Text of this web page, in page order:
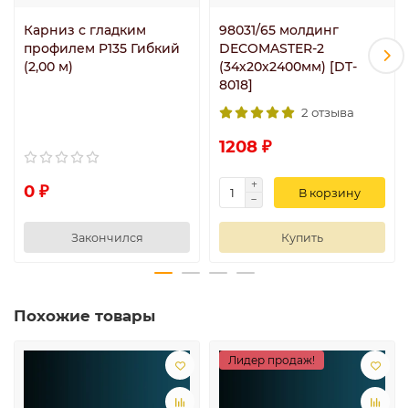
Карниз с гладким
профилем P135 Гибкий
(2,00 м)
0 ₽
Закончился
98031/65 молдинг
DECOMASTER-2
(34х20х2400мм) [DT-
8018]
2 отзыва
1208 ₽
В корзину
Купить
Похожие товары
Лидер продаж!